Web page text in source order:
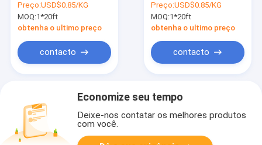
do elevado
desempenho para
armazéns
Preço:USD$0.85/KG
MOQ:1*20ft
obtenha o ultimo preço
contacto
cremalheira da
pálete com
capacidade máxima
Preço:USD$0.85/KG
MOQ:1*20ft
obtenha o ultimo preço
contacto
Economize seu tempo
Deixe-nos contatar os melhores produtos
com você.